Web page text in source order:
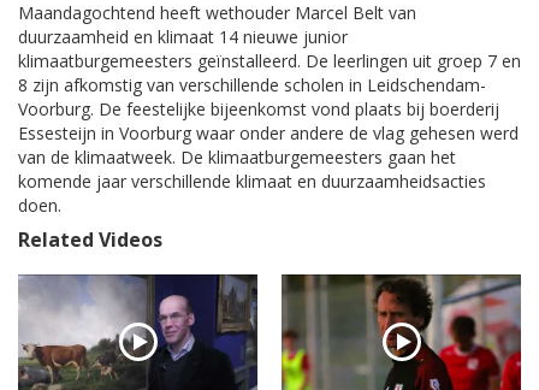
Maandagochtend heeft wethouder Marcel Belt van
duurzaamheid en klimaat 14 nieuwe junior
klimaatburgemeesters geïnstalleerd. De leerlingen uit groep 7 en
8 zijn afkomstig van verschillende scholen in Leidschendam-
Voorburg. De feestelijke bijeenkomst vond plaats bij boerderij
Essesteijn in Voorburg waar onder andere de vlag gehesen werd
van de klimaatweek. De klimaatburgemeesters gaan het
komende jaar verschillende klimaat en duurzaamheidsacties
doen.
Related Videos